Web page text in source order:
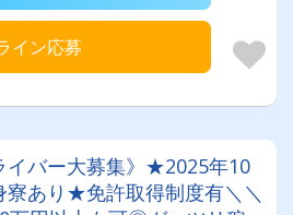
イン応募
イバー大募集》★2025年10
あり★免許取得制度有＼＼